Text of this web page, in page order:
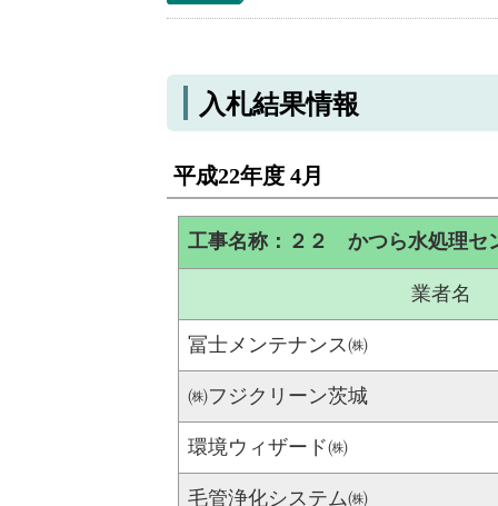
入札結果情報
平成22年度 4月
工事名称：２２ かつら水処理セ
業者名
冨士メンテナンス㈱
㈱フジクリーン茨城
環境ウィザード㈱
毛管浄化システム㈱